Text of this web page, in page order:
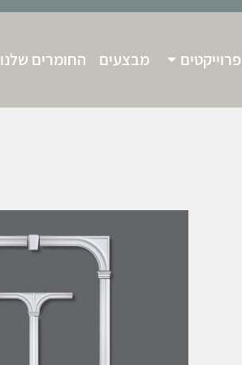
פרוייקטים מבצעים החומרים שלנו